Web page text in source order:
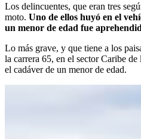
Los delincuentes, que eran tres
moto. Uno de ellos huyó en el
un menor de edad fue
Lo más grave, y que tiene a los
la carrera 65, en el sector Caribe
el cadáver de un menor de edad.